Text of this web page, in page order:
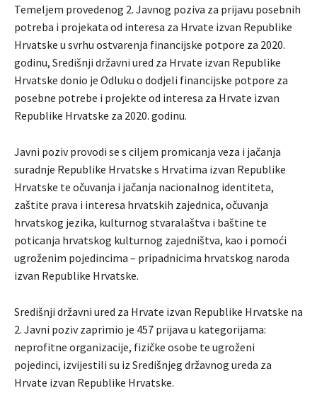
Temeljem provedenog 2. Javnog poziva za prijavu posebnih
potreba i projekata od interesa za Hrvate izvan Republike
Hrvatske u svrhu ostvarenja financijske potpore za 2020.
godinu, Središnji državni ured za Hrvate izvan Republike
Hrvatske donio je Odluku o dodjeli financijske potpore za
posebne potrebe i projekte od interesa za Hrvate izvan
Republike Hrvatske za 2020. godinu.
Javni poziv provodi se s ciljem promicanja veza i jačanja
suradnje Republike Hrvatske s Hrvatima izvan Republike
Hrvatske te očuvanja i jačanja nacionalnog identiteta,
zaštite prava i interesa hrvatskih zajednica, očuvanja
hrvatskog jezika, kulturnog stvaralaštva i baštine te
poticanja hrvatskog kulturnog zajedništva, kao i pomoći
ugroženim pojedincima – pripadnicima hrvatskog naroda
izvan Republike Hrvatske.
Središnji državni ured za Hrvate izvan Republike Hrvatske na
2. Javni poziv zaprimio je 457 prijava u kategorijama:
neprofitne organizacije, fizičke osobe te ugroženi
pojedinci, izvijestili su iz Središnjeg državnog ureda za
Hrvate izvan Republike Hrvatske.